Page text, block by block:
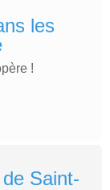
les
!
Saint-